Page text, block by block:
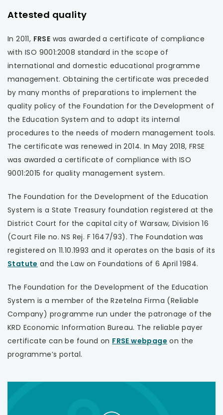
karcie
nowej
karcie
Attested quality
In 2011, FRSE was awarded a certificate of compliance
with ISO 9001:2008 standard in the scope of
international and domestic educational programme
management. Obtaining the certificate was preceded
by many months of preparations to implement the
quality policy of the Foundation for the Development of
the Education System and to adapt its internal
procedures to the needs of modern management tools.
The certificate was renewed in 2014. In May 2018, FRSE
was awarded a certificate of compliance with ISO
9001:2015 for quality management system.
The Foundation for the Development of the Education
System is a State Treasury foundation registered at the
District Court for the capital city of Warsaw, Division 16
(Court File no. NS Rej. F 1647/93). The Foundation was
registered on 11.10.1993 and it operates on the basis of its
Statute uwaga,
otwiera
się
w
nowej
karcie
and the Law on Foundations of 6 April 1984.
The Foundation for the Development of the Education
System is a member of the Rzetelna Firma (Reliable
Company) programme run under the patronage of the
KRD Economic Information Bureau. The reliable payer
certificate can be found on FRSE webpage uwaga,
się
on the
programme’s portal.